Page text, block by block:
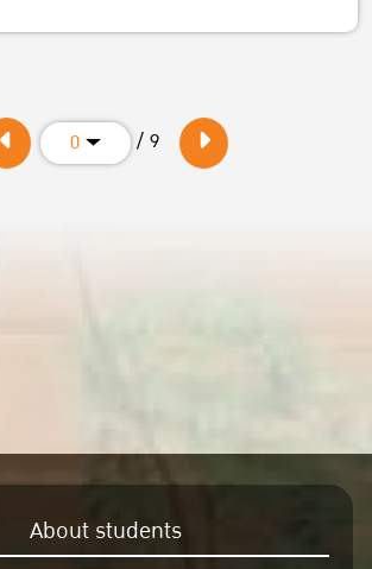
0 / 9
About students